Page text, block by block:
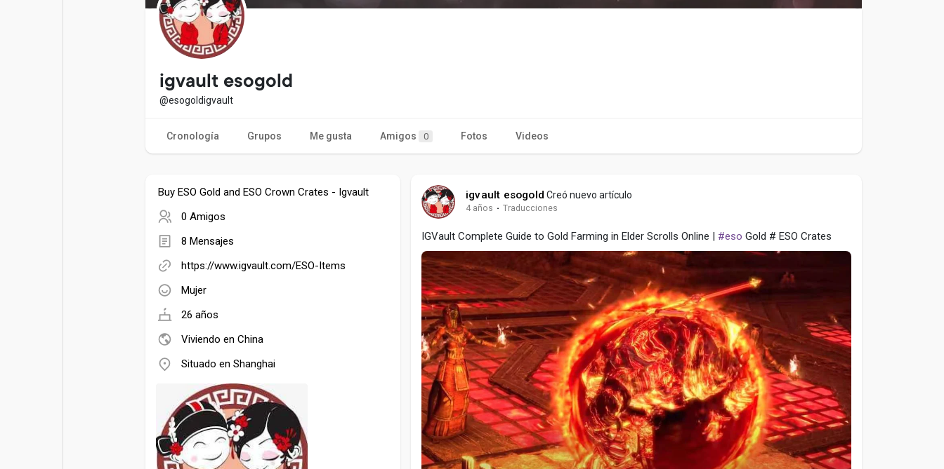
Explorar
Juegos
igvault esogold
@esogoldigvault
Cronología Grupos Me gusta Amigos 0 Fotos Videos
Buy ESO Gold and ESO Crown Crates - Igvault
0 Amigos
8 Mensajes
https://www.igvault.com/ESO-Items
Mujer
26 años
Viviendo en China
Situado en Shanghai
igvault esogold Creó nuevo artículo
4 años · Traducciones
IGVault Complete Guide to Gold Farming in Elder Scrolls Online | #eso Gold # ESO Crates